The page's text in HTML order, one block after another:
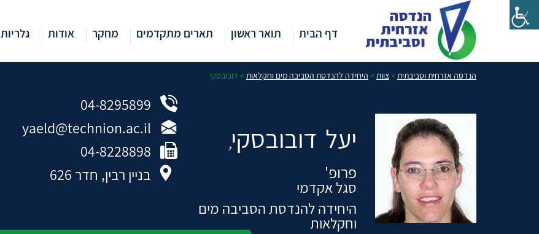
דף הבית תואר ראשון תארים מתקדמים מחקר אודות גלריות
הנדסה אזרחית וסביבתית>צוות> היחידה להנדסת הסביבה מים וחקלאות> דובובסקי
יעל דובובסקי,
פרופ'
סגל אקדמי
היחידה להנדסת הסביבה מים
וחקלאות
04-8295899
yaeld@technion.ac.il
04-8228898
בניין רבין, חדר 626